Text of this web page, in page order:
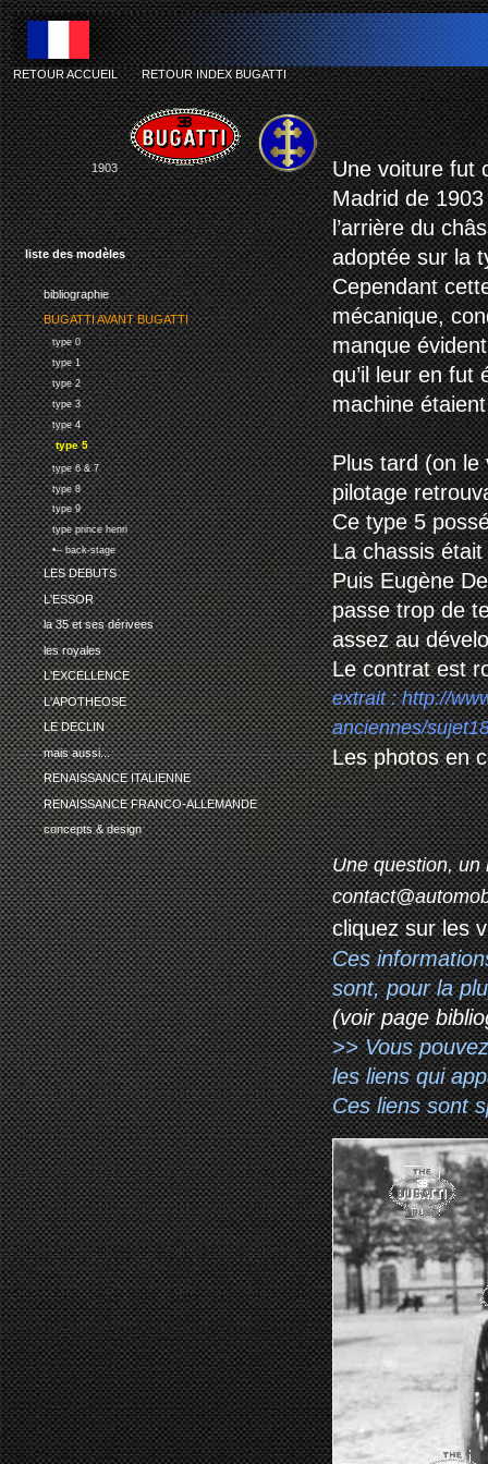
liste des modèles
bibliographie
BUGATTI AVANT BUGATTI
type 0
type 1
type 2
type 3
type 4
type 5
type 6 & 7
type 8
type 9
type prince henri
•-- back-stage
LES DEBUTS
L'ESSOR
la 35 et ses dérivees
les royales
L'EXCELLENCE
L'APOTHEOSE
LE DECLIN
mais aussi...
RENAISSANCE ITALIENNE
RENAISSANCE FRANCO-ALLEMANDE
concepts & design
RETOUR ACCUEIL-RETOUR INDEX BUGATTI
1903
Une voiture fut
Madrid de
l’arrière du
adoptée sur la
Cependant
mécanique,
manque
qu’il leur en fut
machine
Plus tard (on le
pilotage
Ce type 5
La chassis
Puis Eugène
passe trop de
assez au
Le contrat est
extrait :http://
anciennes/
Les photos en
Une question, un
cliquez sur les
Ces
sont, pour la
(voir page
>> Vous
les liens qui
Ces liens sont